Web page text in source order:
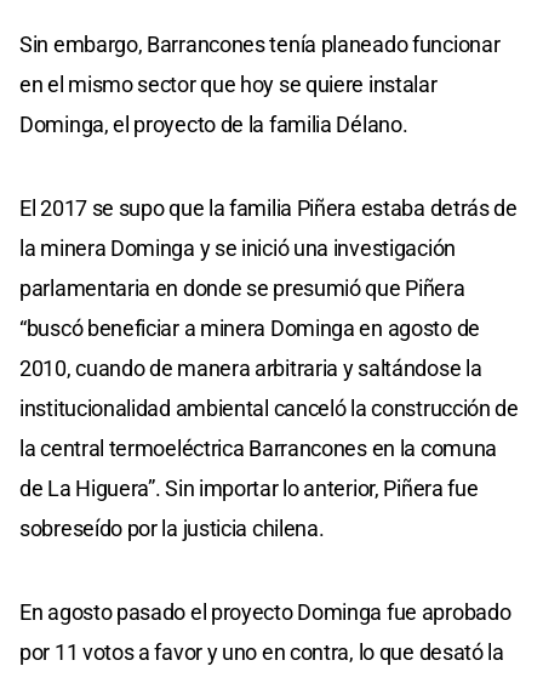
Sin embargo, Barrancones tenía planeado funcionar
en el mismo sector que hoy se quiere instalar
Dominga, el proyecto de la familia Délano.
El 2017 se supo que la familia Piñera estaba detrás de
la minera Dominga y se inició una investigación
parlamentaria en donde se presumió que Piñera
“buscó beneficiar a minera Dominga en agosto de
2010, cuando de manera arbitraria y saltándose la
institucionalidad ambiental canceló la construcción de
la central termoeléctrica Barrancones en la comuna
de La Higuera”. Sin importar lo anterior, Piñera fue
sobreseído por la justicia chilena.
En agosto pasado el proyecto Dominga fue aprobado
por 11 votos a favor y uno en contra, lo que desató la